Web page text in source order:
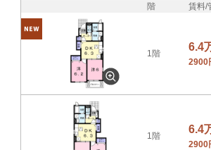
階 賃料/
1階
6.4
2900
1階
6.4
2900